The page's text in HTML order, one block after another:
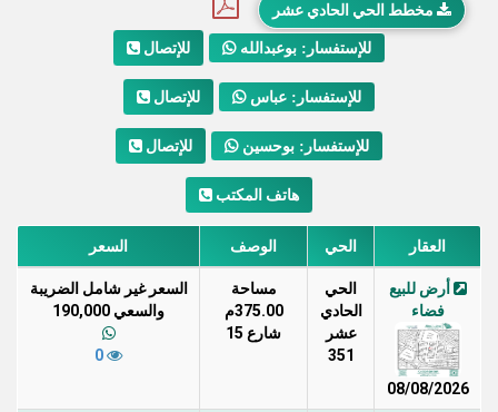
مخطط الحي الحادي عشر
للإتصال للإستفسار: بوعبدالله
للإتصال للإستفسار: عباس
للإتصال للإستفسار: بوحسين
هاتف المكتب
العقار الحي الوصف السعر
أرض للبيع
فضاء
08/08/2026
الحي
الحادي
عشر
351
مساحة
375.00م
شارع 15
السعر غير شامل الضريبة
والسعي 190,000